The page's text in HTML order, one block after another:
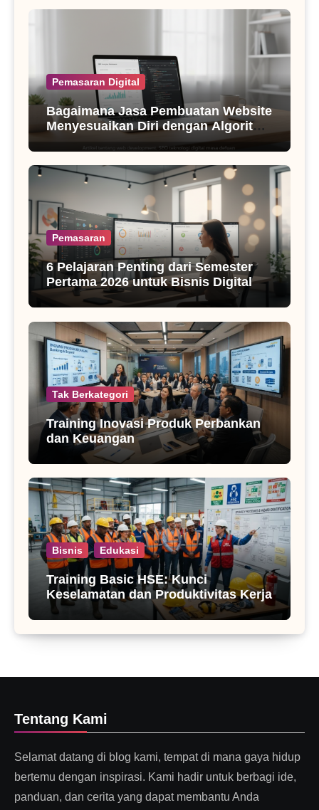
Pemasaran Digital
Bagaimana Jasa Pembuatan Website
Menyesuaikan Diri dengan Algoritma
SEO Masa Kini
Pemasaran
6 Pelajaran Penting dari Semester
Pertama 2026 untuk Bisnis Digital
Tak Berkategori
Training Inovasi Produk Perbankan
dan Keuangan
Bisnis Edukasi
Training Basic HSE: Kunci
Keselamatan dan Produktivitas Kerja
Tentang Kami
Selamat datang di blog kami, tempat di mana gaya hidup
bertemu dengan inspirasi. Kami hadir untuk berbagi ide,
panduan, dan cerita yang dapat membantu Anda